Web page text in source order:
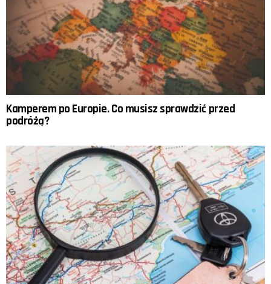
Kamperem po Europie. Co musisz sprawdzić przed
podróżą?